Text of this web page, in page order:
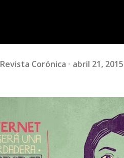
Revista Corónica abril 21, 2015